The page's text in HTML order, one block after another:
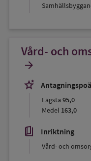
Vård- och
arrow_forward
stars_2
Lägsta 95,0
Medel 163,0
book_5 Inriktning
Vård- och